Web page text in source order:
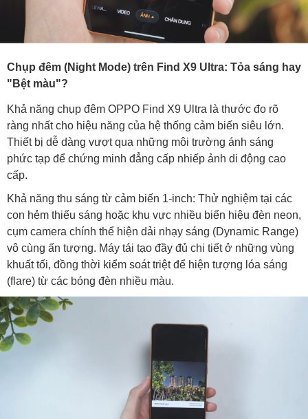
Chụp đêm (Night Mode) trên Find X9 Ultra: Tỏa sáng hay
"Bệt màu"?
Khả năng chụp đêm OPPO Find X9 Ultra là thước đo rõ
ràng nhất cho hiệu năng của hệ thống cảm biến siêu lớn.
Thiết bị dễ dàng vượt qua những môi trường ánh sáng
phức tạp để chứng minh đẳng cấp nhiếp ảnh di động cao
cấp.
Khả năng thu sáng từ cảm biến 1-inch: Thử nghiệm tại các
con hẻm thiếu sáng hoặc khu vực nhiều biển hiệu đèn neon,
cụm camera chính thể hiện dải nhạy sáng (Dynamic Range)
vô cùng ấn tượng. Máy tái tạo đầy đủ chi tiết ở những vùng
khuất tối, đồng thời kiểm soát triệt để hiện tượng lóa sáng
(flare) từ các bóng đèn nhiều màu.